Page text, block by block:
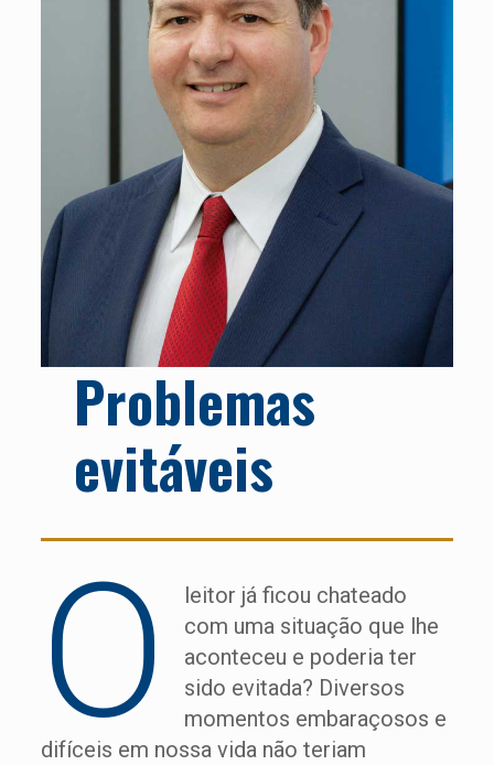
Problemas
evitáveis
O
leitor já ficou chateado
com uma situação que lhe
aconteceu e poderia ter
sido evitada? Diversos
momentos embaraçosos e
difíceis em nossa vida não teriam